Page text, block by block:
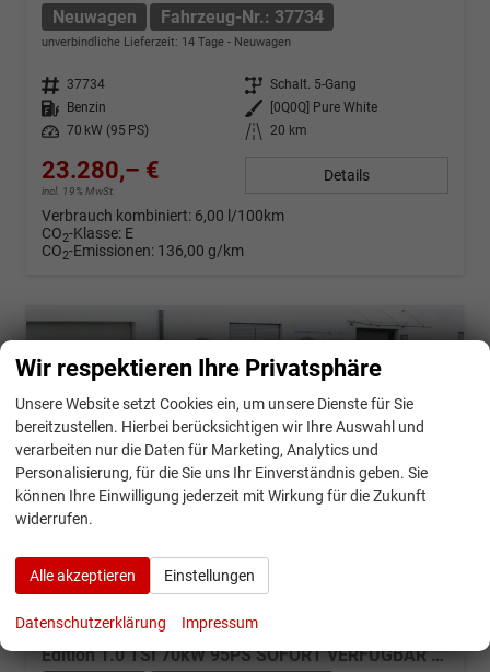
Neuwagen
Fahrzeug-Nr.: 37734
unverbindliche Lieferzeit: 14 Tage Neuwagen
Fahrzeug-Nr. 37734 Getriebe Schalt. 5-Gang
Kraftstoff
Benzin Außenfarbe
[0Q0Q] Pure White
Leistung
70 kW (95 PS) Kilometerstand 20 km
23.280,– €
incl. 19% MwSt.
Details
Verbrauch kombiniert: 6,00 l/100km
CO2-Klasse: E
CO2-Emissionen: 136,00 g/km
Volkswagen T-Cross
Edition 1.0 TSI 70kW 95PS SOFORT VERFÜGBAR App-Connect Kamera Parksensoren Sitzheizung Keyless Klima LED 17-Zoll-Alu ACC AHK Anhängevorrichtung
Wir respektieren Ihre Privatsphäre
Unsere Website setzt Cookies ein, um unsere Dienste für Sie
bereitzustellen. Hierbei berücksichtigen wir Ihre Auswahl und
verarbeiten nur die Daten für Marketing, Analytics und
Personalisierung, für die Sie uns Ihr Einverständnis geben. Sie
können Ihre Einwilligung jederzeit mit Wirkung für die Zukunft
widerrufen.
Alle akzeptieren Einstellungen
Datenschutzerklärung Impressum